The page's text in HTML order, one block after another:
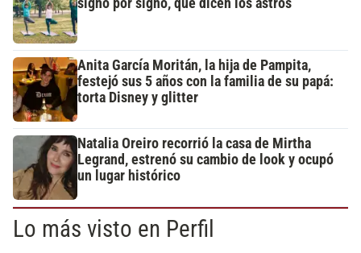
signo por signo, qué dicen los astros
Anita García Moritán, la hija de Pampita,
festejó sus 5 años con la familia de su papá:
torta Disney y glitter
Natalia Oreiro recorrió la casa de Mirtha
Legrand, estrenó su cambio de look y ocupó
un lugar histórico
Lo más visto en Perfil